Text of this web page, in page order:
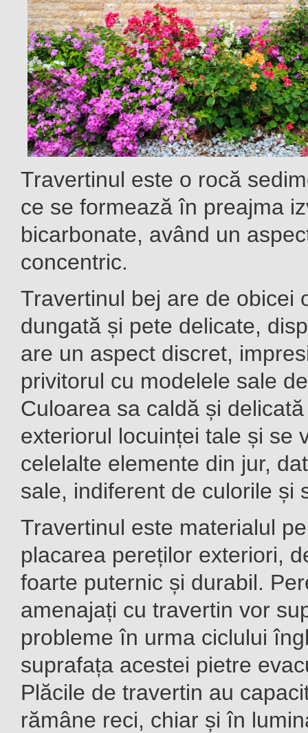
Travertinul este o rocă
ce se formează în preajma
bicarbonate, având un
concentric.
Travertinul bej are de obicei
dungată și pete delicate,
are un aspect discret,
privitorul cu modelele sale
Culoarea sa caldă și
exteriorul locuinței tale și se
celelalte elemente din jur,
sale, indiferent de culorile și
Travertinul este materialul
placarea pereților exteriori,
foarte puternic și durabil.
amenajați cu travertin vor
probleme în urma ciclului
suprafața acestei pietre
Plăcile de travertin au
rămâne reci, chiar și în